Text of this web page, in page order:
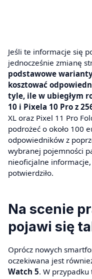
Jeśli te informacje się
jednocześnie zmianę
podstawowe
kosztować
tyle, ile w ubiegłym
10 i Pixela 10 Pro z
XL oraz Pixel 11 Pro
podrożeć o około 100
odpowiedników z
wybranej pojemności
nieoficjalne
potwierdziło.
Na scenie
pojawi się
Oprócz nowych
oczekiwana jest
Watch 5. W